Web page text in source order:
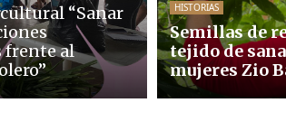
HISTORIAS
Semillas de
tejido de
mujeres Zio
“Sanar
frente al